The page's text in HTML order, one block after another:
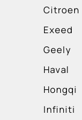
Citroen
Exeed
Geely
Haval
Hongqi
Infiniti